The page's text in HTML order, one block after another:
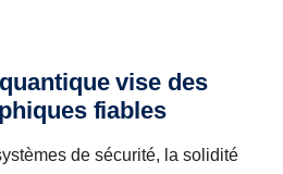
vise des
fiables
de sécurité, la solidité